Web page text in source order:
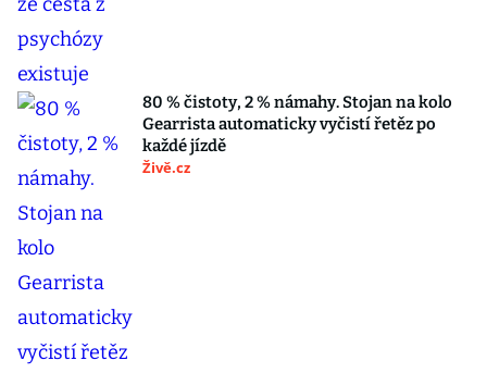
80 % čistoty, 2 % námahy. Stojan na kolo
Gearrista automaticky vyčistí řetěz po
každé jízdě
Živě.cz